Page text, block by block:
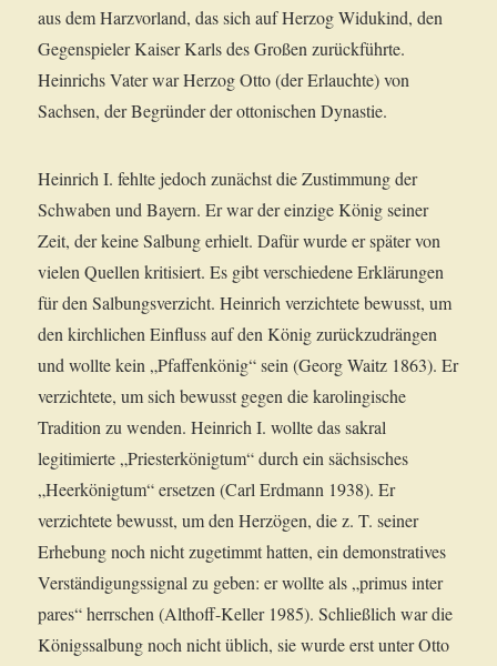
aus dem Harzvorland, das sich auf Herzog Widukind, den
Gegenspieler Kaiser Karls des Großen zurückführte.
Heinrichs Vater war Herzog Otto (der Erlauchte) von
Sachsen, der Begründer der ottonischen Dynastie.
Heinrich I. fehlte jedoch zunächst die Zustimmung der
Schwaben und Bayern. Er war der einzige König seiner
Zeit, der keine Salbung erhielt. Dafür wurde er später von
vielen Quellen kritisiert. Es gibt verschiedene Erklärungen
für den Salbungsverzicht. Heinrich verzichtete bewusst, um
den kirchlichen Einfluss auf den König zurückzudrängen
und wollte kein „Pfaffenkönig“ sein (Georg Waitz 1863). Er
verzichtete, um sich bewusst gegen die karolingische
Tradition zu wenden. Heinrich I. wollte das sakral
legitimierte „Priesterkönigtum“ durch ein sächsisches
„Heerkönigtum“ ersetzen (Carl Erdmann 1938). Er
verzichtete bewusst, um den Herzögen, die z. T. seiner
Erhebung noch nicht zugetimmt hatten, ein demonstratives
Verständigungssignal zu geben: er wollte als „primus inter
pares“ herrschen (Althoff-Keller 1985). Schließlich war die
Königssalbung noch nicht üblich, sie wurde erst unter Otto